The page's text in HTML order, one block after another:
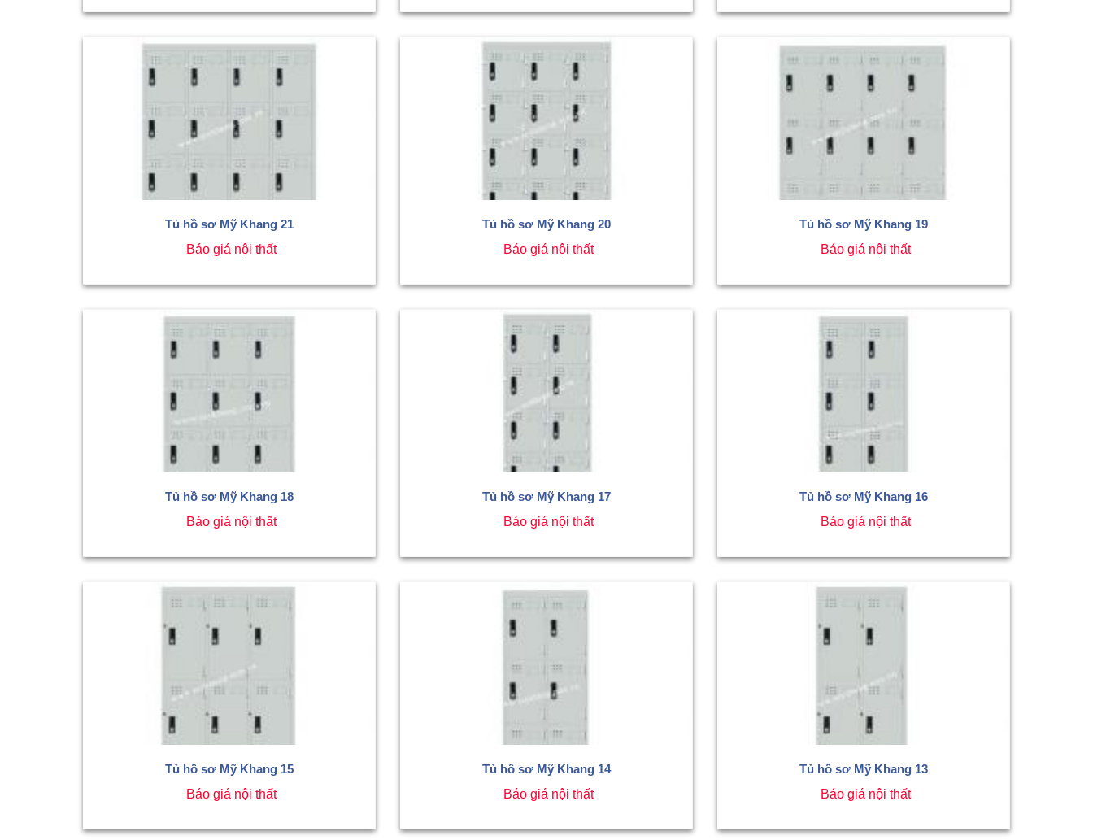
Tủ hồ sơ Mỹ Khang 21
Báo giá nội thất
Tủ hồ sơ Mỹ Khang 20
Báo giá nội thất
Tủ hồ sơ Mỹ Khang 19
Báo giá nội thất
Tủ hồ sơ Mỹ Khang 18
Báo giá nội thất
Tủ hồ sơ Mỹ Khang 17
Báo giá nội thất
Tủ hồ sơ Mỹ Khang 16
Báo giá nội thất
Tủ hồ sơ Mỹ Khang 15
Báo giá nội thất
Tủ hồ sơ Mỹ Khang 14
Báo giá nội thất
Tủ hồ sơ Mỹ Khang 13
Báo giá nội thất